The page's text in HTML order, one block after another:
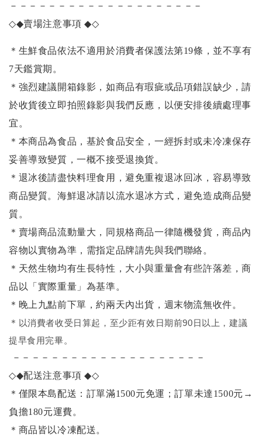
－－－－－－－－－－－－－－－－－－－－
◇◆賣場注意事項◆◇
＊生鮮食品依法不適用於消費者保護法第19條，並不享有
7天鑑賞期。
＊強烈建議開箱錄影，如商品有瑕疵或品項錯誤缺少，請
於收貨後立即拍照錄影與我們反應，以便安排後續處理事
宜。
＊本商品為食品，基於食品安全，一經拆封或未冷凍保存
妥善導致變質，一概不接受退換貨。
＊退冰後請盡快料理食用，避免重複退冰回冰，容易導致
商品變質。海鮮退冰請以流水退冰方式，避免造成商品變
質。
＊賣場商品流動量大，同規格商品一律隨機發貨，商品內
容物以實物為準，需指定品牌請先與我們聯絡。
＊天然生物均有生長特性，大小與重量會有些許落差，商
品以「實際重量」為基準。
＊晚上九點前下單，約兩天內出貨，週末物流無收件。
＊ 以消費者收受日算起，至少距有效日期前90日以上，建議
提早食用完畢。
－－－－－－－－－－－－－－－－－－－－
◇◆配送注意事項◆◇
＊僅限本島配送：訂單滿1500元免運；訂單未達1500元 →
負擔180元運費。
＊商品皆以冷凍配送。